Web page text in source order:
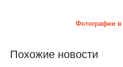
Фотографии в
Похожие новости